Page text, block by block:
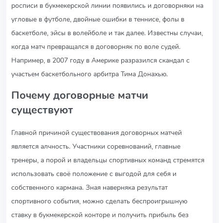
росписи в букмекерской линии появились и договорняки на
угловые в футболе, двойные ошибки в теннисе, фолы в
баскетболе, эйсы в волейболе и так далее. Известны случаи,
когда матч превращался в договорняк по воле судей.
Например, в 2007 году в Америке разразился скандал с
участьем баскетбольного арбитра Тима Донахью.
Почему договорные матчи
существуют
Главной причиной существования договорных матчей
является алчность. Участники соревнований, главные
тренеры, а порой и владельцы спортивных команд стремятся
использовать своё положение с выгодой для себя и
собственного кармана. Зная наверняка результат
спортивного события, можно сделать беспроигрышную
ставку в букмекерской конторе и получить прибыль без